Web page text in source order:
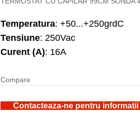
Temperatura: +50...+250grdC
Tensiune: 250Vac
Curent (A): 16A
Compare
Contacteaza-ne pentru informatii